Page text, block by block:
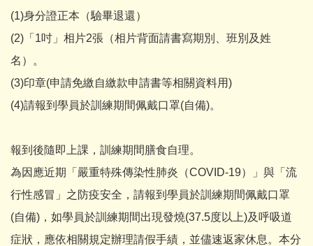
(1)身分證正本（驗畢退還）
(2)「1吋」相片2張（相片背面請書寫期別、班別及姓
名）。
(3)印章(申請免繳自繳款申請書等相關資料用)
(4)請報到學員於訓練期間佩戴口罩(自備)。
報到後隨即上課，訓練期間膳食自理。
為因應近期「嚴重特殊傳染性肺炎（COVID-19）」與「流
行性感冒」之防疫安全，請報到學員於訓練期間佩戴口罩
(自備)，如學員於訓練期間出現發燒(37.5度以上)及呼吸道
症狀，應依相關規定辦理請假手績，並儘速返家休息。本分